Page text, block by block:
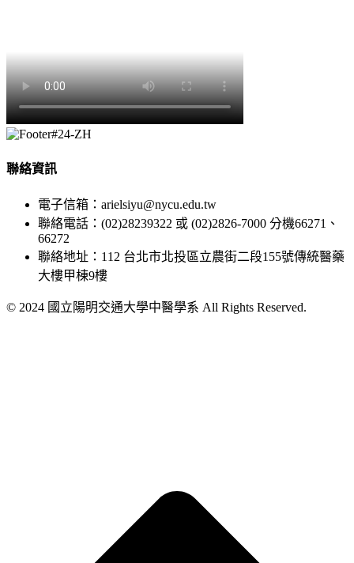
聯絡資訊
電子信箱：arielsiyu@nycu.edu.tw
聯絡電話：(02)28239322 或 (02)2826-7000 分機66271、
66272
聯絡地址：112 台北市北投區立農街二段155號傳統醫藥
大樓甲棟9樓
© 2024 國立陽明交通大學中醫學系 All Rights Reserved.